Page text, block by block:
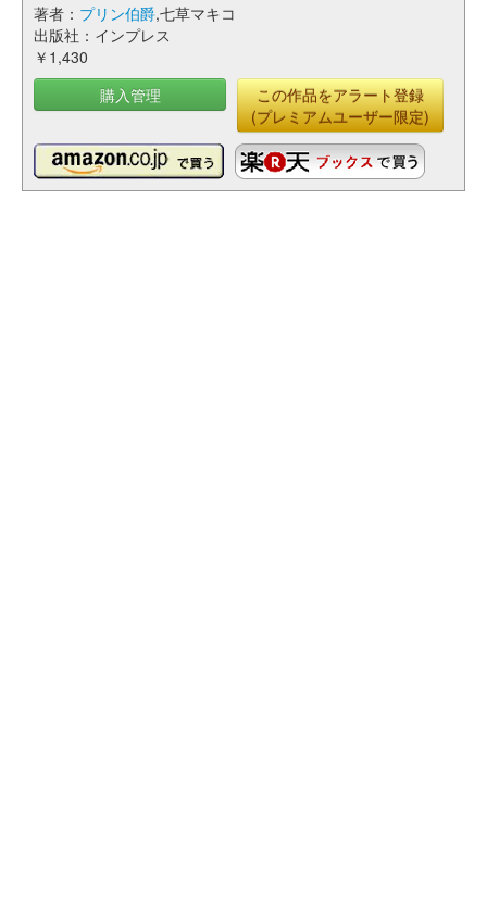
著者： プリン伯爵,七草マキコ
出版社：インプレス
￥1,430
購入管理
この作品をアラート登録
(プレミアムユーザー限定)